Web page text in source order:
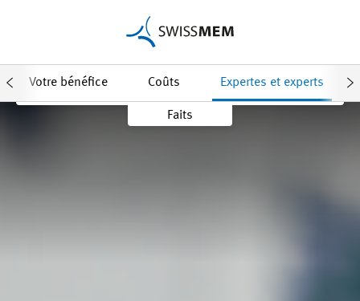
Votre bénéfice Coûts Expertes et experts
Demander une offre
Faits